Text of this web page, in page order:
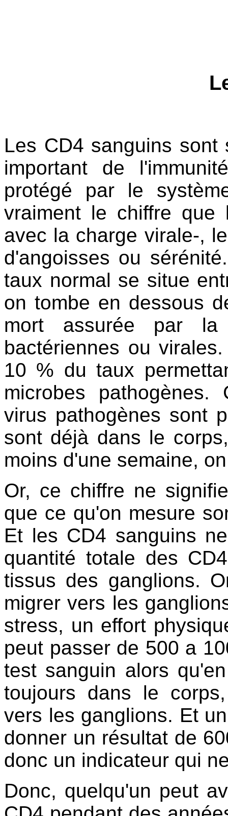
Les CD4 sanguins
important de
protégé par le
vraiment le chiffre
avec la charge virale-,
d'angoisses ou
taux normal se situe
on tombe en dessous
mort assurée par la
bactériennes ou
10 % du taux
microbes
virus pathogènes sont
sont déjà dans le
moins d'une semaine,
Or, ce chiffre ne
que ce qu'on mesure
Et les CD4 sanguins
quantité totale des
tissus des ganglions.
migrer vers les
stress, un effort
peut passer de 500 a
test sanguin alors
toujours dans le
vers les ganglions. Et
donner un résultat de
donc un indicateur qui
Donc, quelqu'un peut